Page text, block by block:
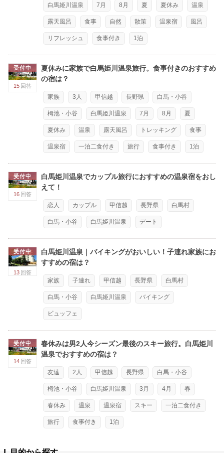
白馬姫川温泉 7月 8月 夏 夏休み 温泉
露天風呂 食事 自然 散策 温泉宿 風呂
リフレッシュ 食事付き 1泊
受付中
15 回答
夏休みに家族で白馬姫川温泉旅行。食事付きのおすすめ
の宿は？
家族 3人 甲信越 長野県 白馬・小谷
栂池・小谷 白馬姫川温泉 7月 8月 夏
夏休み 温泉 露天風呂 トレッキング 食事
温泉宿 一泊二食付き 旅行 食事付き 1泊
受付中
16 回答
白馬姫川温泉でカップル旅行におすすめの温泉宿をおし
えて！
恋人 カップル 甲信越 長野県 白馬村
白馬・小谷 白馬姫川温泉 デート
受付中
13 回答
白馬姫川温泉｜バイキングがおいしい！子連れ家族にお
すすめの宿は？
家族 子連れ 甲信越 長野県 白馬村
白馬・小谷 白馬姫川温泉 バイキング
ビュッフェ
受付中
14 回答
春休みは男2人今シーズン最後のスキー旅行。白馬姫川
温泉でおすすめの宿は？
友達 2人 甲信越 長野県 白馬・小谷
栂池・小谷 白馬姫川温泉 3月 4月 春
春休み 温泉 温泉宿 スキー 一泊二食付き
旅行 食事付き 1泊